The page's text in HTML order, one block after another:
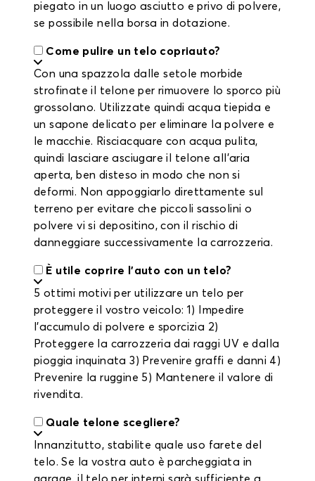
piegato in un luogo asciutto e privo di polvere,
se possibile nella borsa in dotazione.
Come pulire un telo copriauto?
Con una spazzola dalle setole morbide
strofinate il telone per rimuovere lo sporco più
grossolano. Utilizzate quindi acqua tiepida e
un sapone delicato per eliminare la polvere e
le macchie. Risciacquare con acqua pulita,
quindi lasciare asciugare il telone all'aria
aperta, ben disteso in modo che non si
deformi. Non appoggiarlo direttamente sul
terreno per evitare che piccoli sassolini o
polvere vi si depositino, con il rischio di
danneggiare successivamente la carrozzeria.
È utile coprire l'auto con un telo?
5 ottimi motivi per utilizzare un telo per
proteggere il vostro veicolo: 1) Impedire
l'accumulo di polvere e sporcizia 2)
Proteggere la carrozzeria dai raggi UV e dalla
pioggia inquinata 3) Prevenire graffi e danni 4)
Prevenire la ruggine 5) Mantenere il valore di
rivendita.
Quale telone scegliere?
Innanzitutto, stabilite quale uso farete del
telo. Se la vostra auto è parcheggiata in